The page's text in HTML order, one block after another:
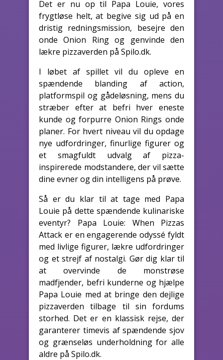
Det er nu op til Papa Louie, vores
frygtløse helt, at begive sig ud på en
dristig redningsmission, besejre den
onde Onion Ring og genvinde den
lækre pizzaverden på Spilo.dk.
I løbet af spillet vil du opleve en
spændende blanding af action,
platformspil og gådeløsning, mens du
stræber efter at befri hver eneste
kunde og forpurre Onion Rings onde
planer. For hvert niveau vil du opdage
nye udfordringer, finurlige figurer og
et smagfuldt udvalg af pizza-
inspirerede modstandere, der vil sætte
dine evner og din intelligens på prøve.
Så er du klar til at tage med Papa
Louie på dette spændende kulinariske
eventyr? Papa Louie: When Pizzas
Attack er en engagerende odyssé fyldt
med livlige figurer, lækre udfordringer
og et strejf af nostalgi. Gør dig klar til
at overvinde de monstrøse
madfjender, befri kunderne og hjælpe
Papa Louie med at bringe den dejlige
pizzaverden tilbage til sin fordums
storhed. Det er en klassisk rejse, der
garanterer timevis af spændende sjov
og grænseløs underholdning for alle
aldre på Spilo.dk.